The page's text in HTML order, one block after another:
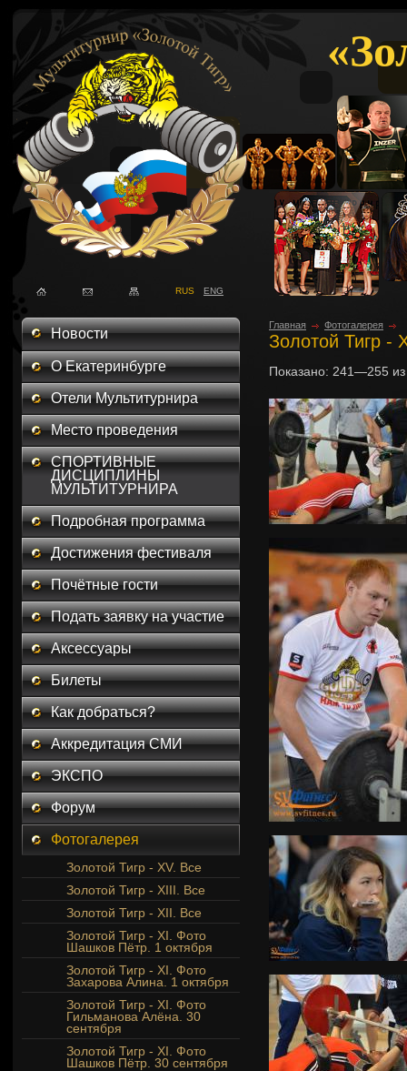
RUS ENG
Новости
О Екатеринбурге
Отели Мультитурнира
Место проведения
СПОРТИВНЫЕ
ДИСЦИПЛИНЫ
МУЛЬТИТУРНИРА
Подробная программа
Достижения фестиваля
Почётные гости
Подать заявку на участие
Аксессуары
Билеты
Как добраться?
Аккредитация СМИ
ЭКСПО
Форум
Фотогалерея
Золотой Тигр - XV. Все
Золотой Тигр - XIII. Все
Золотой Тигр - XII. Все
Золотой Тигр - XI. Фото
Шашков Пётр. 1 октября
Золотой Тигр - XI. Фото
Захарова Алина. 1 октября
Золотой Тигр - XI. Фото
Гильманова Алёна. 30
сентября
Золотой Тигр - XI. Фото
Шашков Пётр. 30 сентября
Главная Фотогалерея
Золотой Тигр -
Показано: 241—255